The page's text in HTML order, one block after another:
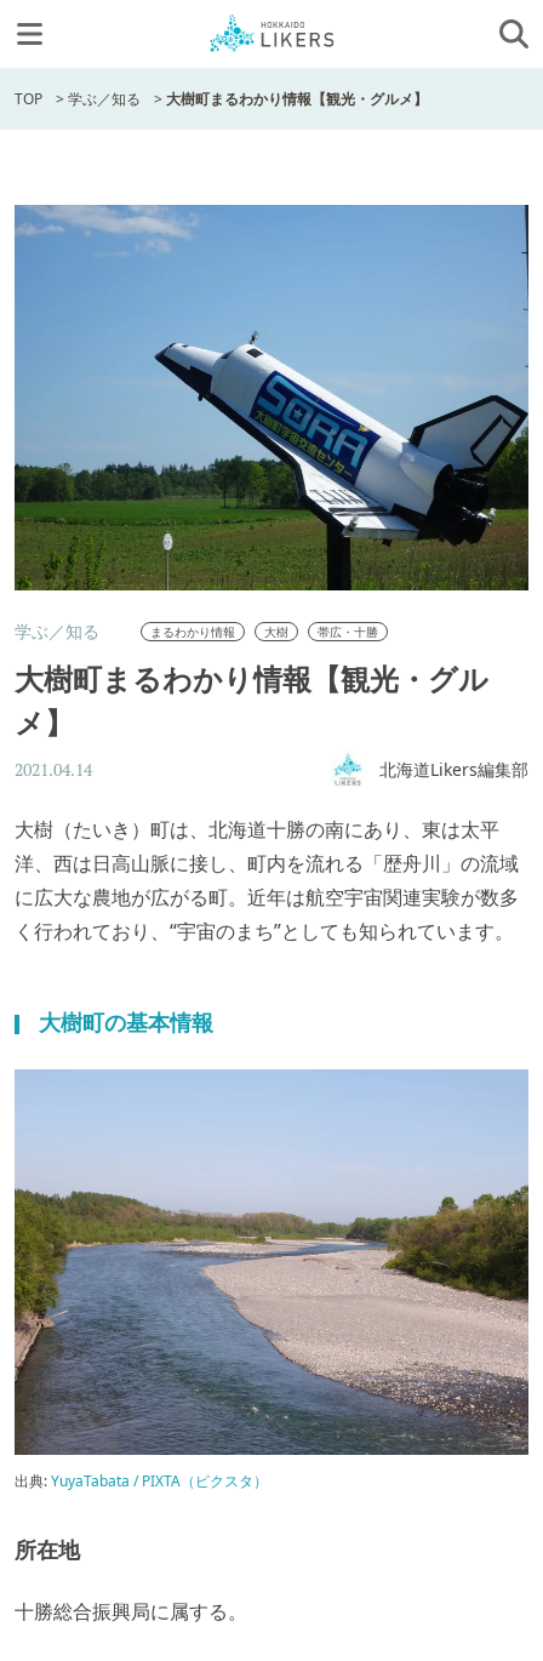
TOP >学ぶ／知る >大樹町まるわかり情報【観光・グルメ】
学ぶ／知る まるわかり情報 大樹 帯広・十勝
大樹町まるわかり情報【観光・グル
メ】
2021.04.14 北海道Likers編集部
大樹（たいき）町は、北海道十勝の南にあり、東は太平
洋、西は日高山脈に接し、町内を流れる「歴舟川」の流域
に広大な農地が広がる町。近年は航空宇宙関連実験が数多
く行われており、“宇宙のまち”としても知られています。
大樹町の基本情報
出典:YuyaTabata / PIXTA（ピクスタ）
所在地
十勝総合振興局に属する。